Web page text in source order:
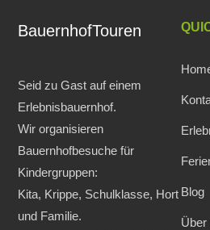
BauernhofTouren
Seid zu Gast auf einem
Erlebnisbauernhof.
Wir organisieren
Bauernhofbesuche für
Kindergruppen:
Kita, Krippe, Schulklasse, Hort
und Familie.
Blog